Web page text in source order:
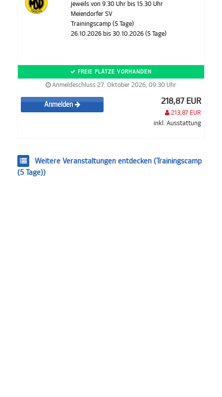
jeweils von 9.30 Uhr bis 15.30 Uhr
Meiendorfer SV
Trainingscamp (5 Tage)
26.10.2026 bis 30.10.2026 (5 Tage)
FREIE PLÄTZE VORHANDEN
Anmeldeschluss 27. Oktober 2026, 09:30 Uhr
Anmelden 218,87 EUR
213,87 EUR
inkl. Ausstattung
Weitere Veranstaltungen entdecken (Trainingscamp
(5 Tage))